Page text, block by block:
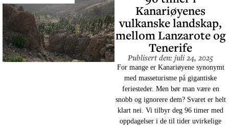
Kanariøyenes
vulkanske landskap,
mellom Lanzarote og
Tenerife
Publisert den: juli 24, 2025
For mange er Kanariøyene synonymt
med masseturisme på gigantiske
feriesteder. Men bør man være en
snobb og ignorere dem? Svaret er helt
klart nei. Vi tilbyr deg 96 timer med
oppdagelser i de til tider uvirkelige